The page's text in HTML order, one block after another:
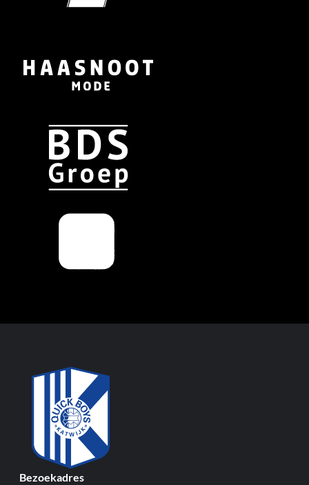
Bezoekadres